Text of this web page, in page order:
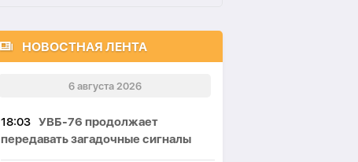
НОВОСТНАЯ ЛЕНТА
6 августа 2026
18:03 УВБ-76 продолжает
передавать загадочные сигналы